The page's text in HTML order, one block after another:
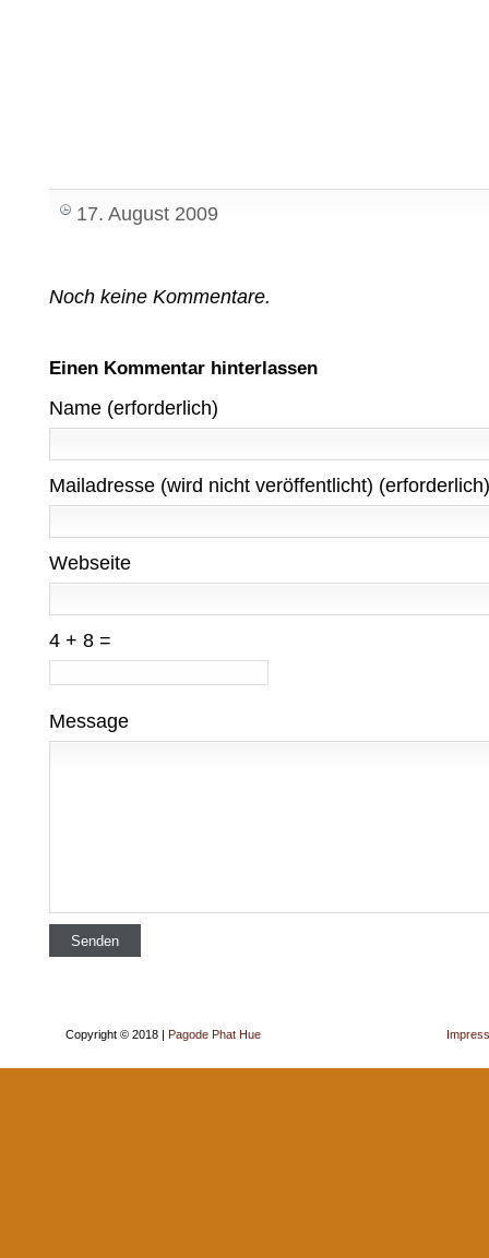
17. August 2009
Noch keine Kommentare.
Einen Kommentar hinterlassen
Name (erforderlich)
Mailadresse (wird nicht veröffentlicht) (erforderlich)
Webseite
4 + 8 =
Message
Copyright © 2018 | Pagode Phat Hue